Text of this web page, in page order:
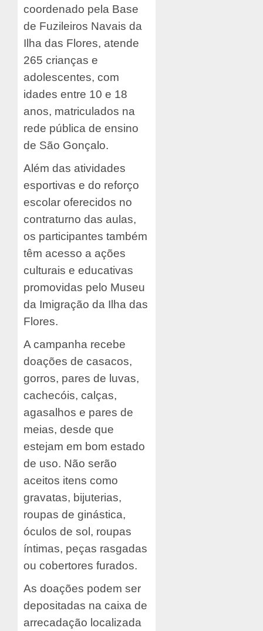
coordenado pela Base
de Fuzileiros Navais da
Ilha das Flores, atende
265 crianças e
adolescentes, com
idades entre 10 e 18
anos, matriculados na
rede pública de ensino
de São Gonçalo.
Além das atividades
esportivas e do reforço
escolar oferecidos no
contraturno das aulas,
os participantes também
têm acesso a ações
culturais e educativas
promovidas pelo Museu
da Imigração da Ilha das
Flores.
A campanha recebe
doações de casacos,
gorros, pares de luvas,
cachecóis, calças,
agasalhos e pares de
meias, desde que
estejam em bom estado
de uso. Não serão
aceitos itens como
gravatas, bijuterias,
roupas de ginástica,
óculos de sol, roupas
íntimas, peças rasgadas
ou cobertores furados.
As doações podem ser
depositadas na caixa de
arrecadação localizada